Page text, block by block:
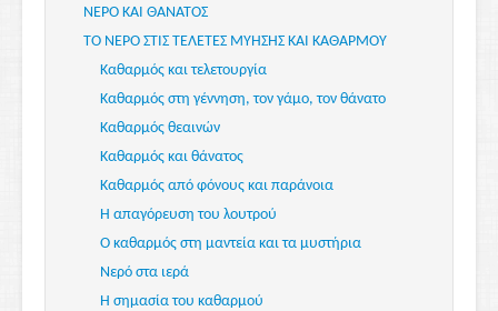
ΝΕΡΟ ΚΑΙ ΘΑΝΑΤΟΣ
ΤΟ ΝΕΡΟ ΣΤΙΣ ΤΕΛΕΤΕΣ ΜΥΗΣΗΣ ΚΑΙ ΚΑΘΑΡΜΟΥ
Καθαρμός και τελετουργία
Καθαρμός στη γέννηση, τον γάμο, τον θάνατο
Καθαρμός θεαινών
Καθαρμός και θάνατος
Καθαρμός από φόνους και παράνοια
Η απαγόρευση του λουτρού
Ο καθαρμός στη μαντεία και τα μυστήρια
Νερό στα ιερά
Η σημασία του καθαρμού